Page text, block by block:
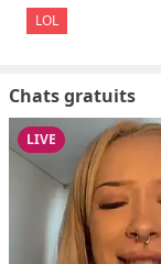
LOL
Chats gratuits